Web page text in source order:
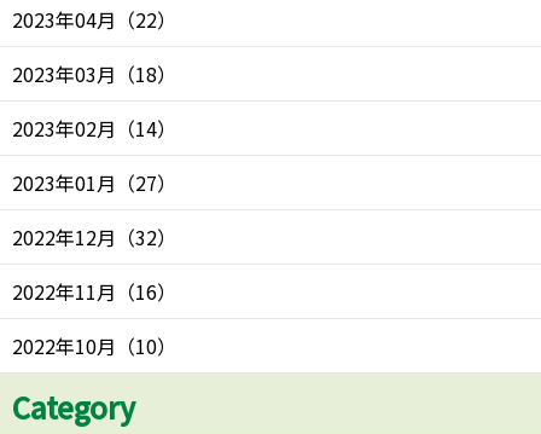
2023年04月 （22）
2023年03月 （18）
2023年02月 （14）
2023年01月 （27）
2022年12月 （32）
2022年11月 （16）
2022年10月 （10）
Category